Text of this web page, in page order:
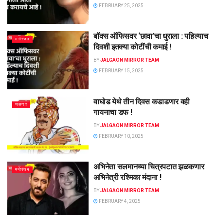
FEBRUARY 25, 2025
मनोरंजन
बॉक्स ऑफिसवर ‘छावा’चा धुराला : पहिल्याच
दिवशी इतक्या कोटींची कमाई !
BYJALGAON MIRROR TEAM
FEBRUARY 15, 2025
जळगाव
वाघोड येथे तीन दिवस कडाडणार वही
गायनाचा डफ !
BYJALGAON MIRROR TEAM
FEBRUARY 10, 2025
मनोरंजन
अभिनेता सलमानच्या चित्रपटात झळकणार
अभिनेत्री रश्मिका मंदाना !
BYJALGAON MIRROR TEAM
FEBRUARY 4, 2025